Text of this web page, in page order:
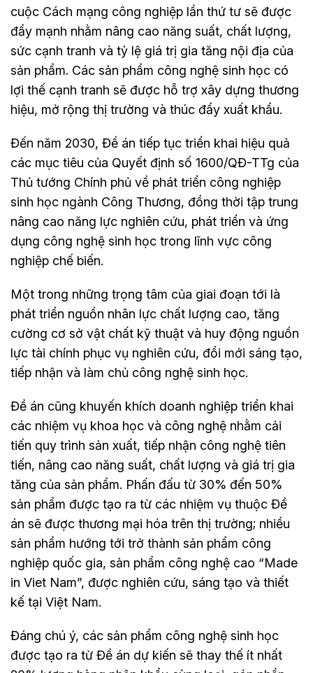
cuộc Cách mạng công nghiệp lần thứ tư sẽ được
đẩy mạnh nhằm nâng cao năng suất, chất lượng,
sức cạnh tranh và tỷ lệ giá trị gia tăng nội địa của
sản phẩm. Các sản phẩm công nghệ sinh học có
lợi thế cạnh tranh sẽ được hỗ trợ xây dựng thương
hiệu, mở rộng thị trường và thúc đẩy xuất khẩu.
Đến năm 2030, Đề án tiếp tục triển khai hiệu quả
các mục tiêu của Quyết định số 1600/QĐ-TTg của
Thủ tướng Chính phủ về phát triển công nghiệp
sinh học ngành Công Thương, đồng thời tập trung
nâng cao năng lực nghiên cứu, phát triển và ứng
dụng công nghệ sinh học trong lĩnh vực công
nghiệp chế biến.
Một trong những trọng tâm của giai đoạn tới là
phát triển nguồn nhân lực chất lượng cao, tăng
cường cơ sở vật chất kỹ thuật và huy động nguồn
lực tài chính phục vụ nghiên cứu, đổi mới sáng tạo,
tiếp nhận và làm chủ công nghệ sinh học.
Đề án cũng khuyến khích doanh nghiệp triển khai
các nhiệm vụ khoa học và công nghệ nhằm cải
tiến quy trình sản xuất, tiếp nhận công nghệ tiên
tiến, nâng cao năng suất, chất lượng và giá trị gia
tăng của sản phẩm. Phấn đấu từ 30% đến 50%
sản phẩm được tạo ra từ các nhiệm vụ thuộc Đề
án sẽ được thương mại hóa trên thị trường; nhiều
sản phẩm hướng tới trở thành sản phẩm công
nghiệp quốc gia, sản phẩm công nghệ cao “Made
in Viet Nam”, được nghiên cứu, sáng tạo và thiết
kế tại Việt Nam.
Đáng chú ý, các sản phẩm công nghệ sinh học
được tạo ra từ Đề án dự kiến sẽ thay thế ít nhất